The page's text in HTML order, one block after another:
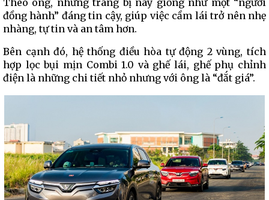
Theo ông, những trang bị này giống như một “người
đồng hành” đáng tin cậy, giúp việc cầm lái trở nên nhẹ
nhàng, tự tin và an tâm hơn.
Bên cạnh đó, hệ thống điều hòa tự động 2 vùng, tích
hợp lọc bụi mịn Combi 1.0 và ghế lái, ghế phụ chỉnh
điện là những chi tiết nhỏ nhưng với ông là “đắt giá”.